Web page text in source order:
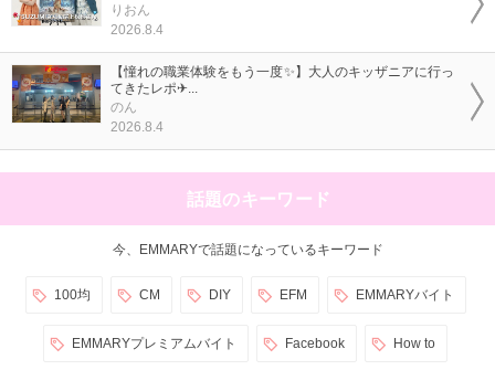
りおん
2026.8.4
【憧れの職業体験をもう一度✨】大人のキッザニアに行っ
てきたレポ✈...
のん
2026.8.4
話題のキーワード
今、EMMARYで話題になっているキーワード
100均 CM DIY EFM EMMARYバイト
EMMARYプレミアムバイト Facebook How to